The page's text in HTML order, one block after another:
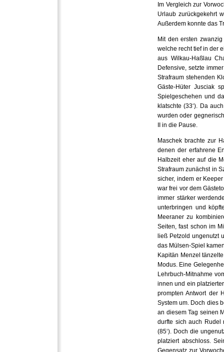
Im Vergleich zur
Urlaub zurückgekehrt
Außerdem konnte das
Mit den ersten
welche recht tief in der
aus Wilkau-Haßlau
Defensive, setzte
Strafraum stehenden
Gäste-Hüter Jusciak
Spielgeschehen und
klatschte (33‘). Da
wurden oder
II in die Pause.
Maschek brachte zur
denen der erfahrene
Halbzeit eher auf die
Strafraum zunächst in
sicher, indem er
war frei vor dem
immer stärker
unterbringen und
Meeraner zu
Seiten, fast schon im
ließ Petzold ungenutzt
das Mülsen-Spiel
Kapitän Menzel
Modus. Eine
Lehrbuch-Mitnahme
innen und ein
prompten Antwort der
System um. Doch dies
an diesem Tag seinen
durfte sich auch Rudel
(85‘). Doch die
platziert abschloss.
Gegensatz zur